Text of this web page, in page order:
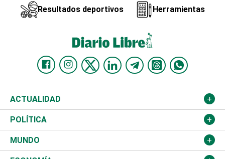
Resultados deportivos Herramientas
ACTUALIDAD
Nacional
Ciudad
POLÍTICA
Partidos
MUNDO